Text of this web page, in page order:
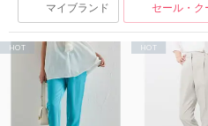
マイブランド セール・ク
HOT HOT